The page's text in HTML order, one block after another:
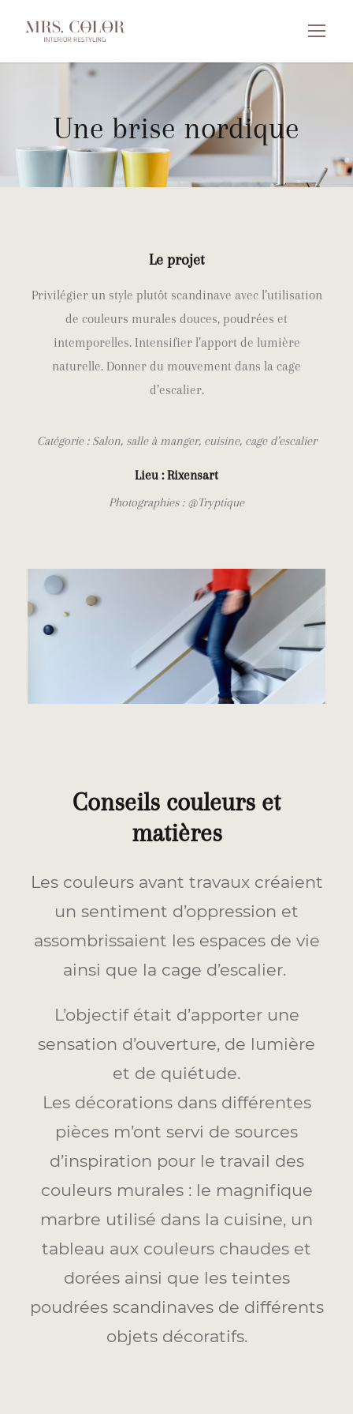
Une brise nordique
Le projet
Privilégier un style plutôt scandinave avec l’utilisation
de couleurs murales douces, poudrées et
intemporelles. Intensifier l’apport de lumière
naturelle. Donner du mouvement dans la cage
d’escalier.
Catégorie : Salon, salle à manger, cuisine, cage d’escalier
Lieu : Rixensart
Photographies : @Tryptique
Conseils couleurs et
matières
Les couleurs avant travaux créaient
un sentiment d’oppression et
assombrissaient les espaces de vie
ainsi que la cage d’escalier.
L’objectif était d’apporter une
sensation d’ouverture, de lumière
et de quiétude.
Les décorations dans différentes
pièces m’ont servi de sources
d’inspiration pour le travail des
couleurs murales : le magnifique
marbre utilisé dans la cuisine, un
tableau aux couleurs chaudes et
dorées ainsi que les teintes
poudrées scandinaves de différents
objets décoratifs.